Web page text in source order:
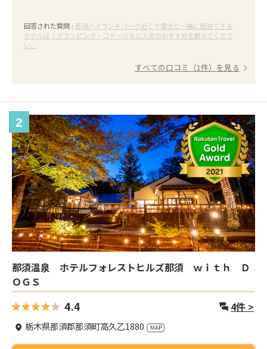
回答された質問 : 那須ハイランドパーク近くで愛犬と一緒に宿泊できる
ホテルは？グランピング・コテージなど人気のおすすめを教えてくださ
い。
すべての口コミ（1件）を見る
2
那須温泉 ホテルフォレストヒルズ那須 ｗｉｔｈ Ｄ
ＯＧＳ
4.4 4件 >
栃木県那須郡那須町高久乙1880